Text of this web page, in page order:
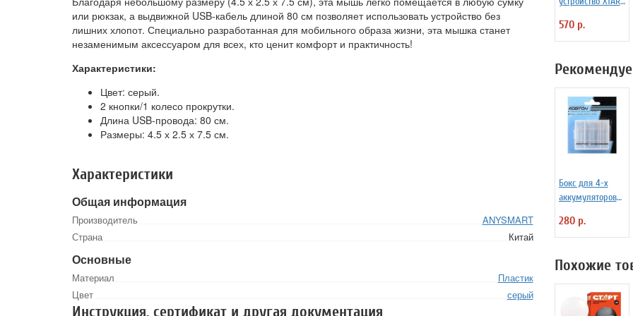
или рюкзак, а выдвижной USB-кабель длиной 80 см позволяет использовать устройство без
лишних хлопот. Специально разработанная для мобильного образа жизни, эта мышка станет
незаменимым аксессуаром для всех, кто ценит комфорт и практичность!
Характеристики:
Цвет: серый.
2 кнопки/1 колесо прокрутки.
Длина USB-провода: 80 см.
Размеры: 4.5 х 2.5 х 7.5 см.
Характеристики
Общая информация
Производитель
ANYSMART
Страна
Китай
Основные
Материал
Пластик
Цвет
серый
Инструкция, сертификат и другая документация
ion
аккумуляторов
570 р.
Бокс для 4-х
аккумуляторов
BL1, арт. 1131
280 р.
Похожие